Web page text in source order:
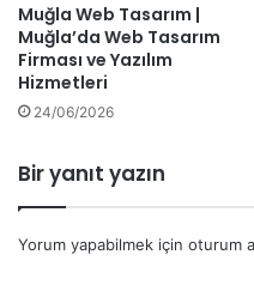
Muğla Web Tasarım |
Muğla’da Web Tasarım
Firması ve Yazılım
Hizmetleri
24/06/2026
Bir yanıt yazın
Yorum yapabilmek için oturum